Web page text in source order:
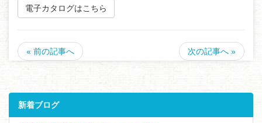
電子カタログはこちら
« 前の記事へ 次の記事へ »
新着ブログ